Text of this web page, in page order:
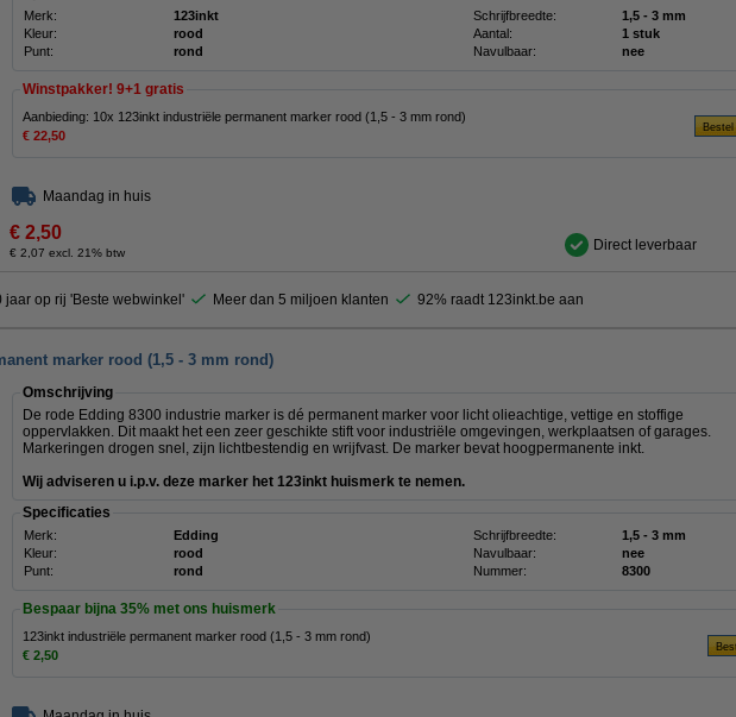
Merk: 123inkt Schrijfbreedte:
1,5 - 3 mm
Kleur:
rood Aantal:
1 stuk
Punt:
rond Navulbaar: nee
Winstpakker! 9+1 gratis
Aanbieding: 10x 123inkt industriële permanent marker rood (1,5 - 3 mm rond)
€ 22,50
Maandag in huis
€ 2,50
€ 2,07 excl. 21% btw Direct leverbaar
jaar op rij 'Beste webwinkel' Meer dan 5 miljoen klanten 92% raadt 123inkt.be aan
marker rood (1,5 - 3 mm rond)
Omschrijving
De rode Edding 8300 industrie marker is dé permanent marker voor licht olieachtige, vettige en stoffige
oppervlakken. Dit maakt het een zeer geschikte stift voor industriële omgevingen, werkplaatsen of garages.
Markeringen drogen snel, zijn lichtbestendig en wrijfvast. De marker bevat hoogpermanente inkt.
Wij adviseren u i.p.v. deze marker het 123inkt huismerk te nemen.
Specificaties
Merk: Edding Schrijfbreedte:
1,5 - 3 mm
Kleur:
rood Navulbaar:
nee
Punt:
rond Nummer: 8300
Bespaar bijna 35% met ons huismerk
123inkt industriële permanent marker rood (1,5 - 3 mm rond)
€ 2,50